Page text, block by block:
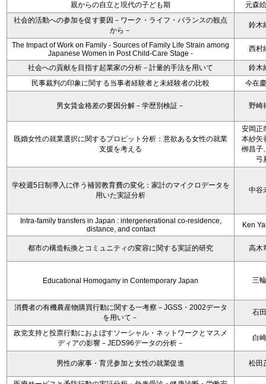
親からの自立と現代の子ども期
元森
社会的活動への参加を促す要因－ワーク・ライフ・バランスの観点
から－
鈴木
The Impact of Work on Family - Sources of Family Life Strain among
Japanese Women in Post Child-Care Stage -
西村
社会への貢献を目指す起業家の分析－計量的手法を用いて
鈴木
民事裁判の印象に関する当事者経験者と未経験者の比較
今在
男女賃金格差の要因分解－学歴別検証－ 野崎
既婚女性の就業選択に関するプロビット分析：意欲ある女性の就業
支援を考える
安岡正
本紗矢
栁昌子
弓
学校週5日制導入に伴う補習教育費の変化：家計のマイクロデータを
用いた実証分析
中谷
Intra-family transfers in Japan : intergenerational co-residence,
distance, and contact
Ken
都市の構造転換とコミュニティの変容に関する実証的研究 高木
Educational Homogamy in Contemporary Japan 三
消費者の有機農産物購買行動に関する一考察－JGSS・2002データ
を用いて－
石
政党支持と投票行動におよぼすソーシャル・ネットワークとマスメ
ディアの影響－JEDS96データの分析－
白
男性の家事・育児参加と女性の就業促進 松田